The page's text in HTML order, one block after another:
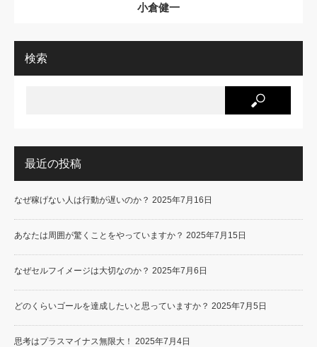
小倉健一
検索
最近の投稿
なぜ稼げない人は行動が遅いのか？ 2025年7月16日
あなたは周囲が驚くことをやっていますか？ 2025年7月15日
なぜセルフイメージは大切なのか？ 2025年7月6日
どのくらいゴールを達成したいと思っていますか？ 2025年7月5日
思考はプラスマイナス無限大！ 2025年7月4日